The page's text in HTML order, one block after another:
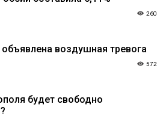
260
воздушная тревога
572
будет свободно